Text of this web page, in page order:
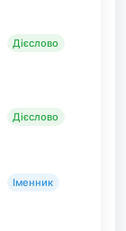
Дієслово
Дієслово
Іменник